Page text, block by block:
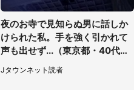
夜のお寺で見知らぬ男に話しか
けられた私。手を強く引かれて
声も出せず...（東京都・40代女
Jタウンネット読者